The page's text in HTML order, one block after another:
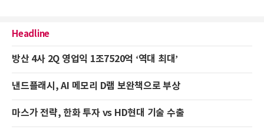
Headline
방산 4사 2Q 영업익 1조7520억 ‘역대 최대’
낸드플래시, AI 메모리 D램 보완책으로 부상
마스가 전략, 한화 투자 vs HD현대 기술 수출